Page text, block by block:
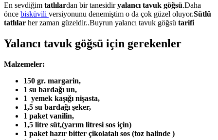
En sevdiğim tatlılardan bir tanesidiryalancı tavuk göğsü.Daha
önce bisküvili versiyonunu denemiştim o da çok güzel oluyor.Sütlü
tatlılar her zaman güzeldir..Buyrun yalancı tavuk göğsü tarifi
Yalancı tavuk göğsü için gerekenler
Malzemeler:
150 gr. margarin,
1 su bardağı un,
1 yemek kaşığı nişasta,
1,5 su bardağı şeker,
1 paket vanilin,
1,5 litre süt,(yarım litresi sos için)
1 paket hazır bitter çikolatalı sos (toz halinde )